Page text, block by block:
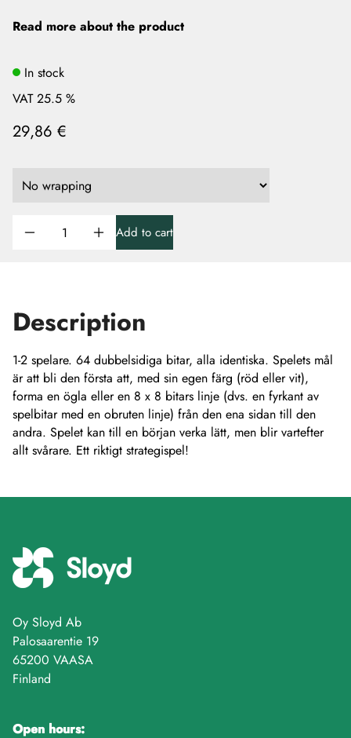
Read more about the product
In stock
VAT 25.5 %
29,86 €
Add to cart
Description
1-2 spelare. 64 dubbelsidiga bitar, alla identiska. Spelets mål
är att bli den första att, med sin egen färg (röd eller vit),
forma en ögla eller en 8 x 8 bitars linje (dvs. en fyrkant av
spelbitar med en obruten linje) från den ena sidan till den
andra. Spelet kan till en början verka lätt, men blir vartefter
allt svårare. Ett riktigt strategispel!
Oy Sloyd Ab
Palosaarentie 19
65200 VAASA
Finland
Open hours: